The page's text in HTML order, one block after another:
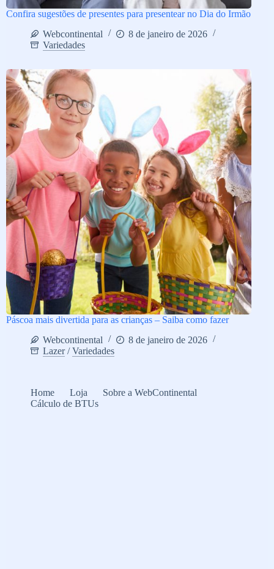
Confira sugestões de presentes para presentear no Dia do Irmão
Webcontinental
8 de janeiro de 2026
Variedades
Páscoa mais divertida para as crianças – Saiba como fazer
Webcontinental
8 de janeiro de 2026
Lazer/Variedades
Home Loja
Sobre a WebContinental
Cálculo de BTUs